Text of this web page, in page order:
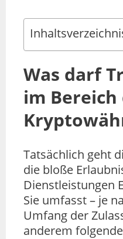
Was darf
im Bereich
Tatsächlich geht
die bloße
Dienstleistungen
Sie umfasst – je
Umfang der
anderem